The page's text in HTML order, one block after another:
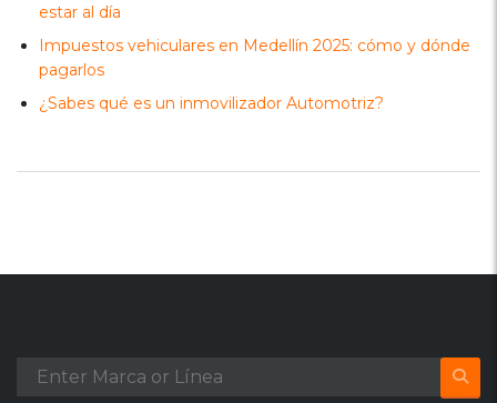
estar al día
Impuestos vehiculares en Medellín 2025: cómo y dónde
pagarlos
¿Sabes qué es un inmovilizador Automotriz?